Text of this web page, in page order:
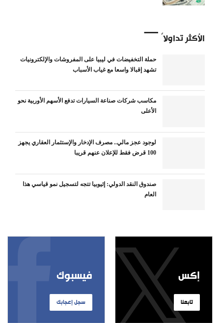
الأكثر تداولاً
حملة التخفيضات في ليبيا على المفروشات والإلكترونيات
تشهد إقبالا واسعا مع غياب الأسباب
مكاسب شركات صناعة السيارات تدفع الأسهم الأوربية نحو
الأعلى
لوجود عجز مالي.. مصرف الإدخار والإستثمار العقاري يجهز
100 قرض فقط للإعلان عنهم قريبا
صندوق النقد الدولي: إثيوبيا تتجه لتسجيل نمو قياسي هذا
العام
فيسبوك
سجل إعجابك
إكس
تابعنا